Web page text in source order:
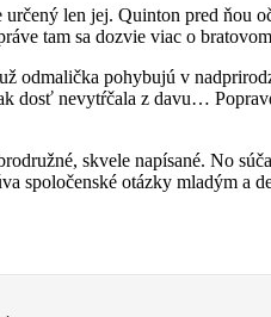
len jej. Quinton pred
tam sa dozvie viac o
odmalička pohybujú v
dosť nevytŕčala z davu…
skvele napísané. No
spoločenské otázky mladým a